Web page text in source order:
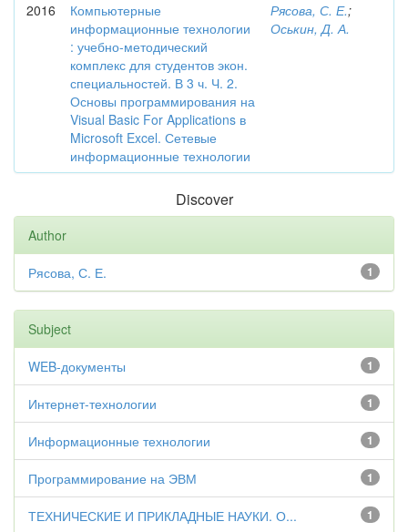
2016
Компьютерные
информационные технологии
: учебно-методический
комплекс для студентов экон.
специальностей. В 3 ч. Ч. 2.
Основы программирования на
Visual Basic For Applications в
Microsoft Excel. Сетевые
информационные технологии
Рясова, С. Е.;
Оськин, Д. А.
Discover
Author
1
Рясова, С. Е.
Subject
1
WEB-документы
1
Интернет-технологии
1
Информационные технологии
1
Программирование на ЭВМ
1
ТЕХНИЧЕСКИЕ И ПРИКЛАДНЫЕ НАУКИ. О...